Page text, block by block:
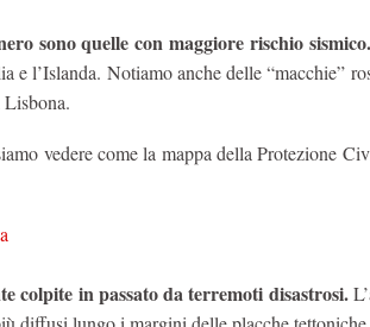
sono quelle con maggiore rischio sismico.
e l’Islanda. Notiamo anche delle “macchie”
vedere come la mappa della Protezione
colpite in passato da terremoti disastrosi.